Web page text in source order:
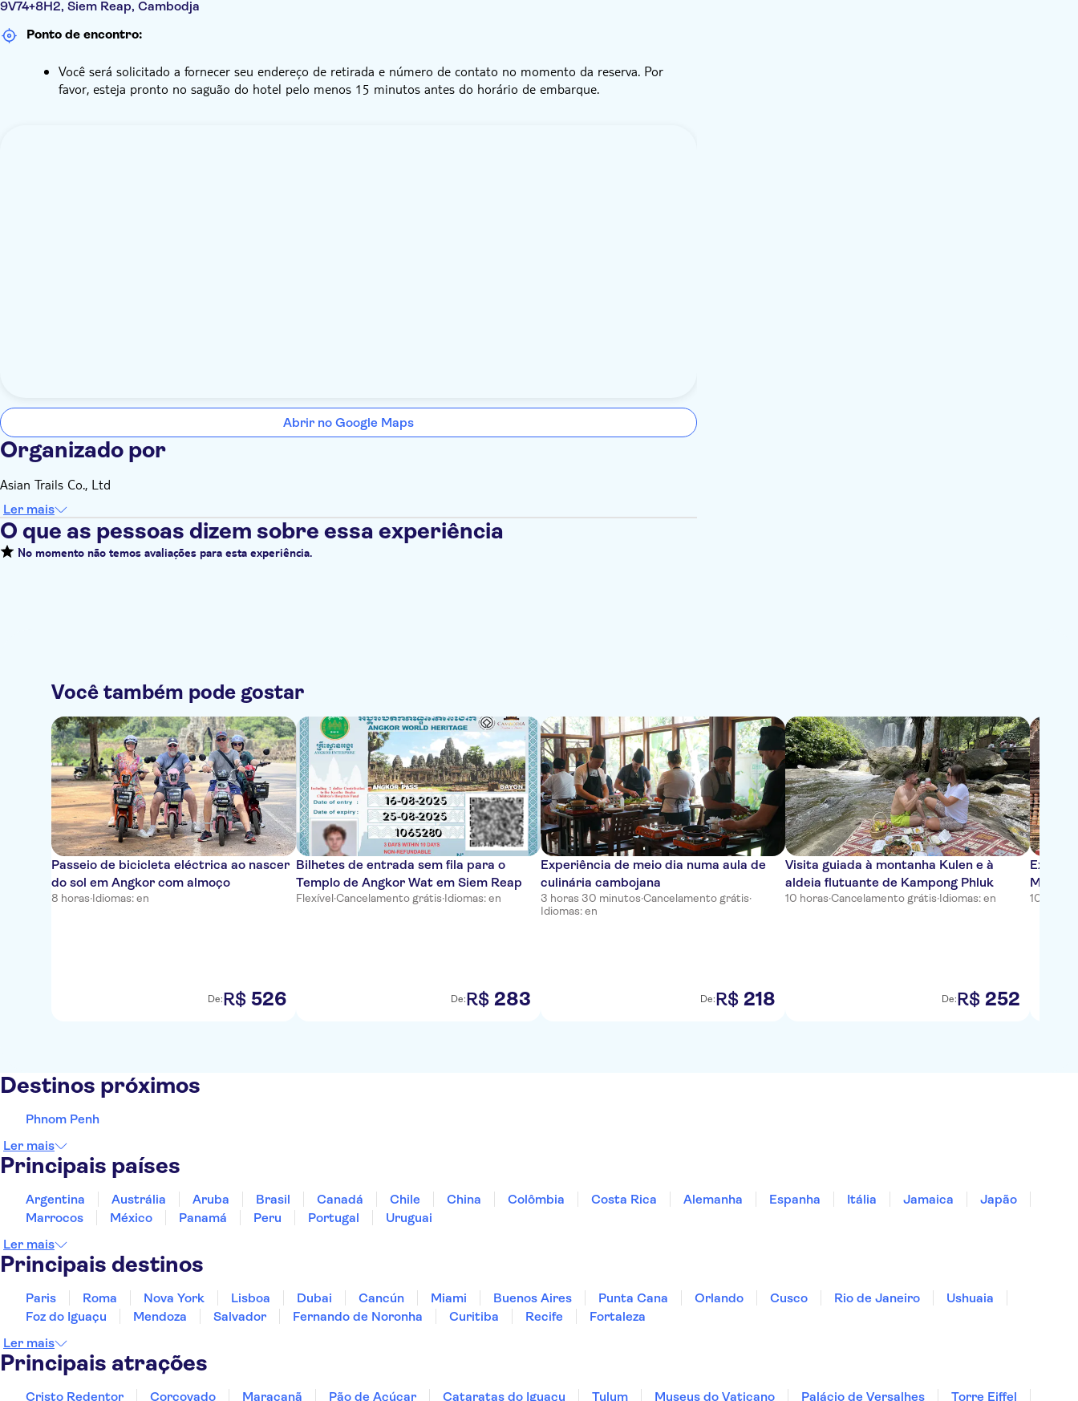
9V74+8H2, Siem Reap, Cambodja
Ponto de encontro:
Você será solicitado a fornecer seu endereço de retirada e número de contato no momento da reserva. Por
favor, esteja pronto no saguão do hotel pelo menos 15 minutos antes do horário de embarque.
Abrir no Google Maps
Organizado por
Asian Trails Co., Ltd
Ler mais
O que as pessoas dizem sobre essa experiência
No momento não temos avaliações para esta experiência.
Você também pode gostar
Passeio de bicicleta eléctrica ao nascer
do sol em Angkor com almoço
8 horas·Idiomas: en
De:R$ 526
Bilhetes de entrada sem fila para o
Templo de Angkor Wat em Siem Reap
Flexível·Cancelamento grátis·Idiomas: en
De:R$ 283
Experiência de meio dia numa aula de
culinária cambojana
3 horas 30 minutos·Cancelamento grátis·
Idiomas: en
De:R$ 218
Visita guiada à montanha Kulen e à
aldeia flutuante de Kampong Phluk
10 horas·Cancelamento grátis·Idiomas: en
De:R$ 252
Mealea
Reap
10 horas
Destinos próximos
Phnom Penh
Ler mais
Principais países
Argentina Austrália Aruba Brasil Canadá Chile China Colômbia Costa Rica Alemanha Espanha Itália Jamaica
Japão
Marrocos
México Panamá Peru Portugal
Uruguai
Ler mais
Principais destinos
Paris Roma Nova York Lisboa Dubai Cancún Miami Buenos Aires Punta Cana Orlando Cusco Rio de Janeiro
Ushuaia
Foz do Iguaçu
Mendoza Salvador Fernando de Noronha Curitiba Recife
Fortaleza
Ler mais
Principais atrações
Cristo Redentor Corcovado Maracanã Pão de Açúcar Cataratas do Iguaçu Tulum Museus do Vaticano Palácio de Versalhes Torre Eiffel